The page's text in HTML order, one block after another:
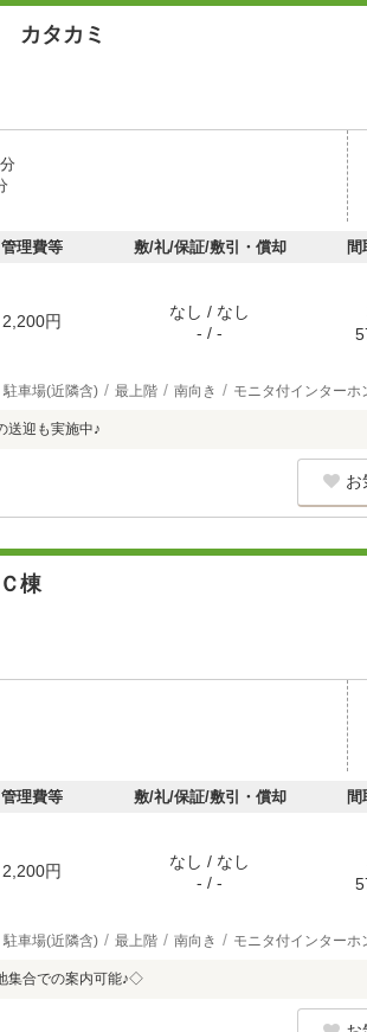
カタカミ
管理費等 敷/礼/保証/敷引・償却 間
2,200円
なし / なし
- / -
駐車場(近隣含) 最上階 南向き モニタ付インターホ
送迎も実施中♪
お
棟
管理費等 敷/礼/保証/敷引・償却 間
2,200円
なし / なし
- / -
駐車場(近隣含) 最上階 南向き モニタ付インターホ
合での案内可能♪◇